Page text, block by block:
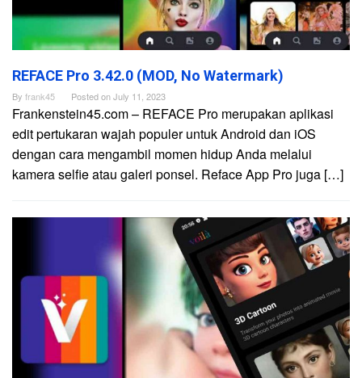
REFACE Pro 3.42.0 (MOD, No Watermark)
By frank45 Posted onJuly 11, 2023
Frankenstein45.com – REFACE Pro merupakan aplikasi
edit pertukaran wajah populer untuk Android dan iOS
dengan cara mengambil momen hidup Anda melalui
kamera selfie atau galeri ponsel. Reface App Pro juga […]